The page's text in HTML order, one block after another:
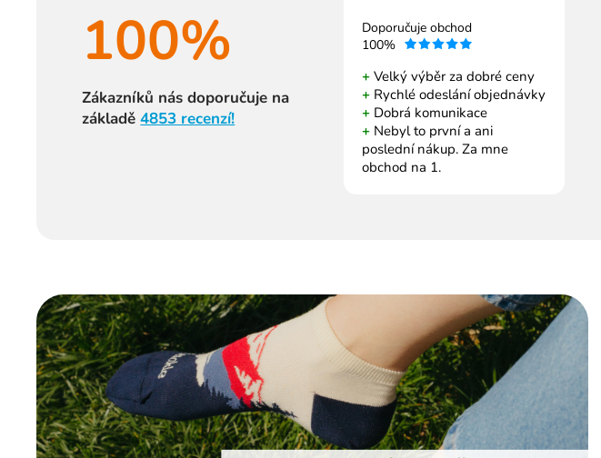
100%
Zákazníků nás doporučuje na
základě4853 recenzí!
Doporučuje obchod
100%
+ Velký výběr za dobré ceny
+ Rychlé odeslání objednávky
+ Dobrá komunikace
+ Nebyl to první a ani
poslední nákup. Za mne
obchod na 1.